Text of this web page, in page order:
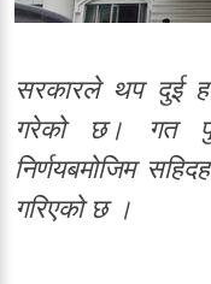
सरकारले थप दुई
गरेको छ। गत
निर्णयबमोजिम
गरिएको छ ।